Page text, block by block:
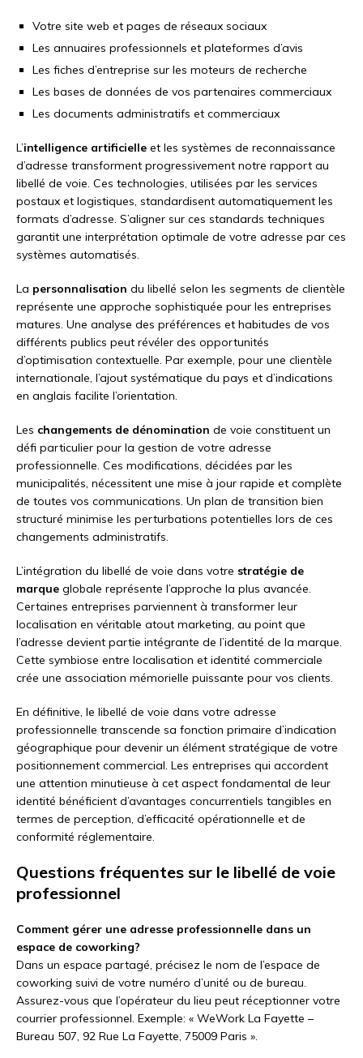
Votre site web et pages de réseaux sociaux
Les annuaires professionnels et plateformes d’avis
Les fiches d’entreprise sur les moteurs de recherche
Les bases de données de vos partenaires commerciaux
Les documents administratifs et commerciaux
L’intelligence artificielle et les systèmes de reconnaissance
d’adresse transforment progressivement notre rapport au
libellé de voie. Ces technologies, utilisées par les services
postaux et logistiques, standardisent automatiquement les
formats d’adresse. S’aligner sur ces standards techniques
garantit une interprétation optimale de votre adresse par ces
systèmes automatisés.
La personnalisation du libellé selon les segments de clientèle
représente une approche sophistiquée pour les entreprises
matures. Une analyse des préférences et habitudes de vos
différents publics peut révéler des opportunités
d’optimisation contextuelle. Par exemple, pour une clientèle
internationale, l’ajout systématique du pays et d’indications
en anglais facilite l’orientation.
Les changements de dénomination de voie constituent un
défi particulier pour la gestion de votre adresse
professionnelle. Ces modifications, décidées par les
municipalités, nécessitent une mise à jour rapide et complète
de toutes vos communications. Un plan de transition bien
structuré minimise les perturbations potentielles lors de ces
changements administratifs.
L’intégration du libellé de voie dans votre stratégie de
marque globale représente l’approche la plus avancée.
Certaines entreprises parviennent à transformer leur
localisation en véritable atout marketing, au point que
l’adresse devient partie intégrante de l’identité de la marque.
Cette symbiose entre localisation et identité commerciale
crée une association mémorielle puissante pour vos clients.
En définitive, le libellé de voie dans votre adresse
professionnelle transcende sa fonction primaire d’indication
géographique pour devenir un élément stratégique de votre
positionnement commercial. Les entreprises qui accordent
une attention minutieuse à cet aspect fondamental de leur
identité bénéficient d’avantages concurrentiels tangibles en
termes de perception, d’efficacité opérationnelle et de
conformité réglementaire.
Questions fréquentes sur le libellé de voie
professionnel
Comment gérer une adresse professionnelle dans un
espace de coworking?
Dans un espace partagé, précisez le nom de l’espace de
coworking suivi de votre numéro d’unité ou de bureau.
Assurez-vous que l’opérateur du lieu peut réceptionner votre
courrier professionnel. Exemple: « WeWork La Fayette –
Bureau 507, 92 Rue La Fayette, 75009 Paris ».